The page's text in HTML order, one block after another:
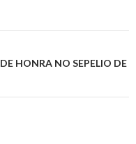
HONRA NO SEPELIO DE